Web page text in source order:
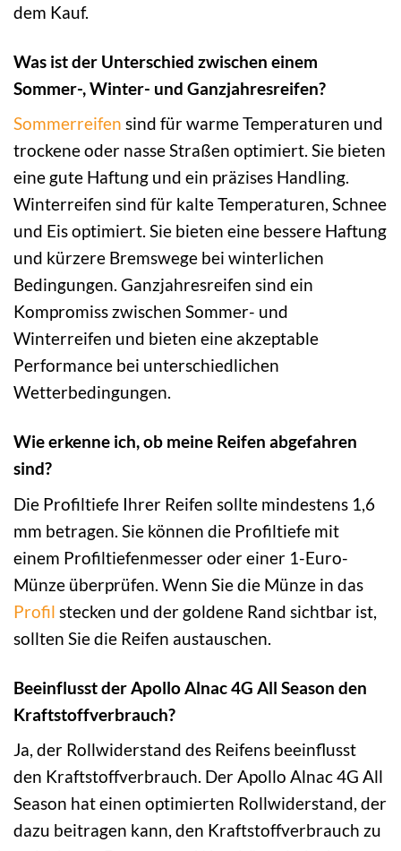
dem Kauf.
Was ist der Unterschied zwischen einem
Sommer-, Winter- und Ganzjahresreifen?
Sommerreifen sind für warme Temperaturen und
trockene oder nasse Straßen optimiert. Sie bieten
eine gute Haftung und ein präzises Handling.
Winterreifen sind für kalte Temperaturen, Schnee
und Eis optimiert. Sie bieten eine bessere Haftung
und kürzere Bremswege bei winterlichen
Bedingungen. Ganzjahresreifen sind ein
Kompromiss zwischen Sommer- und
Winterreifen und bieten eine akzeptable
Performance bei unterschiedlichen
Wetterbedingungen.
Wie erkenne ich, ob meine Reifen abgefahren
sind?
Die Profiltiefe Ihrer Reifen sollte mindestens 1,6
mm betragen. Sie können die Profiltiefe mit
einem Profiltiefenmesser oder einer 1-Euro-
Münze überprüfen. Wenn Sie die Münze in das
Profil stecken und der goldene Rand sichtbar ist,
sollten Sie die Reifen austauschen.
Beeinflusst der Apollo Alnac 4G All Season den
Kraftstoffverbrauch?
Ja, der Rollwiderstand des Reifens beeinflusst
den Kraftstoffverbrauch. Der Apollo Alnac 4G All
Season hat einen optimierten Rollwiderstand, der
dazu beitragen kann, den Kraftstoffverbrauch zu